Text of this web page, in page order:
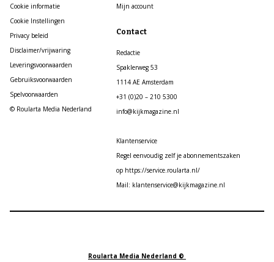
Cookie informatie
Cookie Instellingen
Privacy beleid
Disclaimer/vrijwaring
Leveringsvoorwaarden
Gebruiksvoorwaarden
Spelvoorwaarden
© Roularta Media Nederland
Mijn account
Contact
Redactie
Spaklerweg 53
1114 AE Amsterdam
+31 (0)20 – 210 5300
info@kijkmagazine.nl
Klantenservice
Regel eenvoudig zelf je abonnementszaken
op https://service.roularta.nl/
Mail: klantenservice@kijkmagazine.nl
Roularta Media Nederland ©